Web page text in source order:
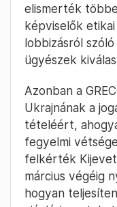
elismerték
képviselők
lobbizásról
ügyészek
Azonban a
Ukrajnának a
tételéért,
fegyelmi
felkérték
március végéig
hogyan